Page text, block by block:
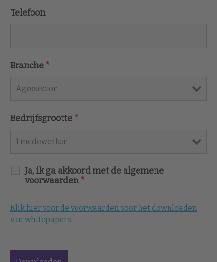
Telefoon
Branche *
Bedrijfsgrootte *
Ja, ik ga akkoord met de algemene
voorwaarden *
Klik hier voor de voorwaarden voor het downloaden
van whitepapers.